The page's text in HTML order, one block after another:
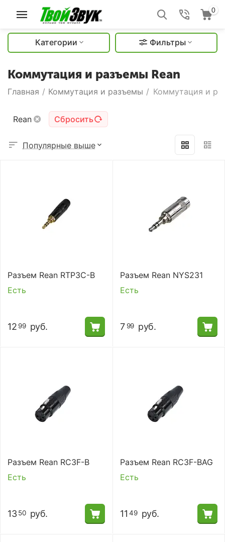
0
Категории Фильтры
Коммутация и разъемы Rean
Главная / Коммутация и разъемы / Коммутация и
Rean Сбросить
Популярные выше
Разъем Rean RTP3C-B
Есть
12 99 руб.
Разъем Rean NYS231
Есть
7 99 руб.
Разъем Rean RC3F-B
Есть
13 50 руб.
Разъем Rean RC3F-BAG
Есть
11 49 руб.